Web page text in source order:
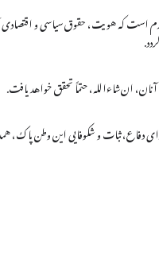
است که هویت، حقوق سیاسی و اقتصادی
ان‌شاءالله، حتماً تحقق خواهد یافت.
دفاع، ثبات و شکوفایی این وطن پاک،